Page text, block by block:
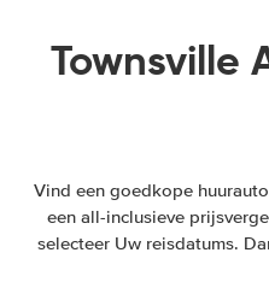
Townsville
Vind een goedkope
een all-inclusieve
selecteer Uw reisdatums.